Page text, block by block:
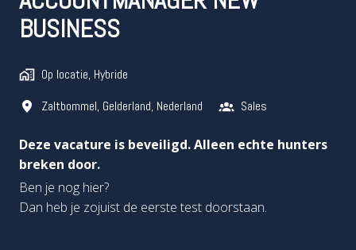
BUSINESS
Op locatie, Hybride
Zaltbommel, Gelderland, Nederland Sales
Deze vacature is beveiligd. Alleen echte hunters
breken door.
Ben je nog hier?
Dan heb je zojuist de eerste test doorstaan.